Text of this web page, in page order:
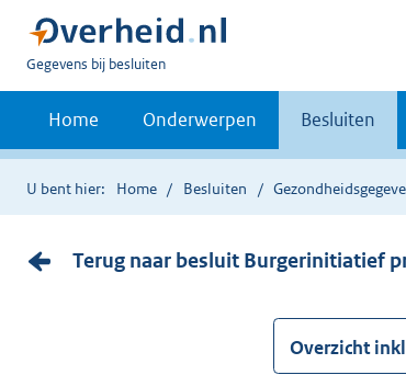
U
bent
Gegevens bij besluiten
Home Onderwerpen Besluiten
U bent hier: Home Besluiten
Terug naar besluit Burgerinitiatief
Overzicht